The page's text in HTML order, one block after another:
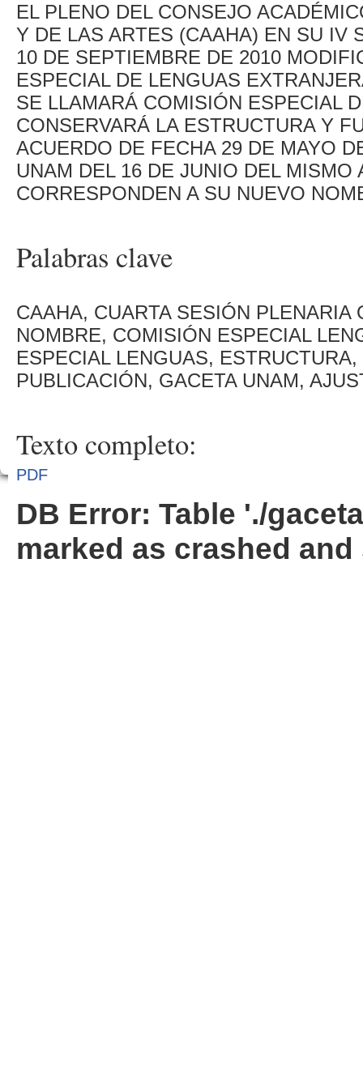
EL PLENO DEL CONSEJO
Y DE LAS ARTES (CAAHA) EN SU IV
10 DE SEPTIEMBRE DE 2010
ESPECIAL DE LENGUAS
SE LLAMARÁ COMISIÓN ESPECIAL
CONSERVARÁ LA ESTRUCTURA Y
ACUERDO DE FECHA 29 DE MAYO
UNAM DEL 16 DE JUNIO DEL
CORRESPONDEN A SU NUEVO
Palabras clave
CAAHA, CUARTA SESIÓN
NOMBRE, COMISIÓN ESPECIAL
ESPECIAL LENGUAS,
PUBLICACIÓN, GACETA UNAM,
Texto completo:
PDF
DB Error: Table './
marked as crashed